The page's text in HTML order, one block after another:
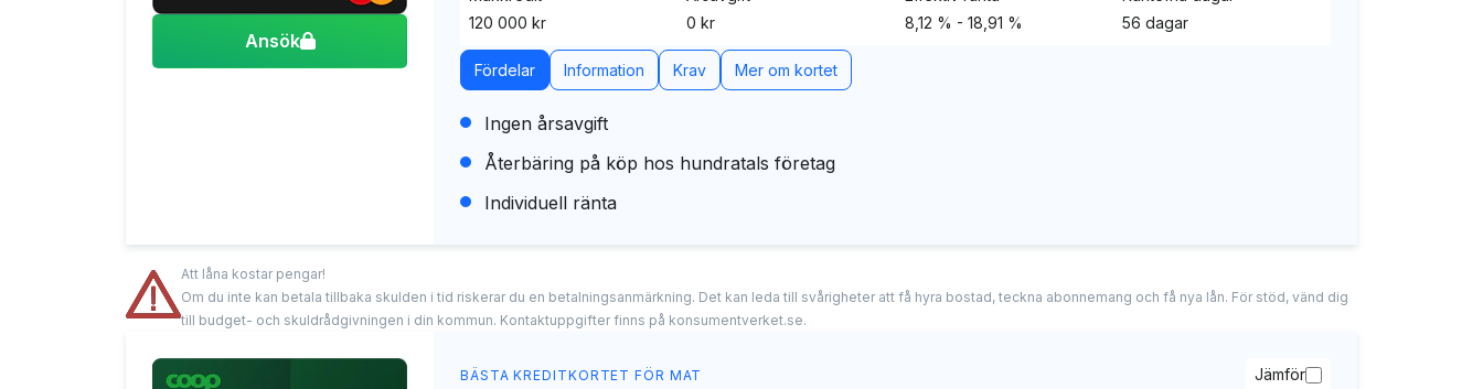
Ansök
120 000 kr
0 kr
8,12 % - 18,91 %
56 dagar
Fördelar Information Krav Mer om kortet
Ingen årsavgift
Återbäring på köp hos hundratals företag
Individuell ränta
Att låna kostar pengar!
Om du inte kan betala tillbaka skulden i tid riskerar du en betalningsanmärkning. Det kan leda till svårigheter att få hyra bostad, teckna abonnemang och få nya lån. För stöd, vänd dig
till budget- och skuldrådgivningen i din kommun. Kontaktuppgifter finns på konsumentverket.se.
BÄSTA KREDITKORTET FÖR MAT Jämför